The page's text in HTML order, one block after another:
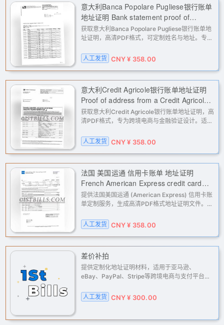
意大利Banca Popolare Pugliese银行账单
地址证明 Bank statement proof of
address from Banca Popolare Pugliese
(Italy)
获取意大利Banca Popolare Pugliese银行账单地
址证明，高清PDF格式，可定制姓名与地址。专为
关（PayPal、Stripe）及广告账户（Facebook、
Google）的地址验证与KYC认证提
人工发货 CNY ¥ 358.00
意大利Credit Agricole银行账单地址证明
Proof of address from a Credit Agricole
bank statement in Italy
获取意大利Credit Agricole银行账单地址证明，高
清PDF格式，专为跨境电商与金融验证设计。适用
与KYC地址认证，以及Facebook、Google广告账
户解封。我们提供专业、快速的
人工发货 CNY ¥ 358.00
法国 美国运通 信用卡账单 地址证明
French American Express credit card
statement Proof of address
提供法国美国运通 (American Express) 信用卡账
单定制服务，生成高清PDF格式地址证明文件。适
审验证、KYC认证及地址核验，解决各类账户因地
址证明材料问题导致的限制。人
人工发货 CNY ¥ 358.00
差价补拍
提供定制化地址证明材料，适用于亚马逊、
eBay、PayPal、Stripe等跨境电商与支付平台二
限、申诉解封、实名认证等需求，高清PDF格式，
人工处理，快速交付。
人工发货 CNY ¥ 300.00